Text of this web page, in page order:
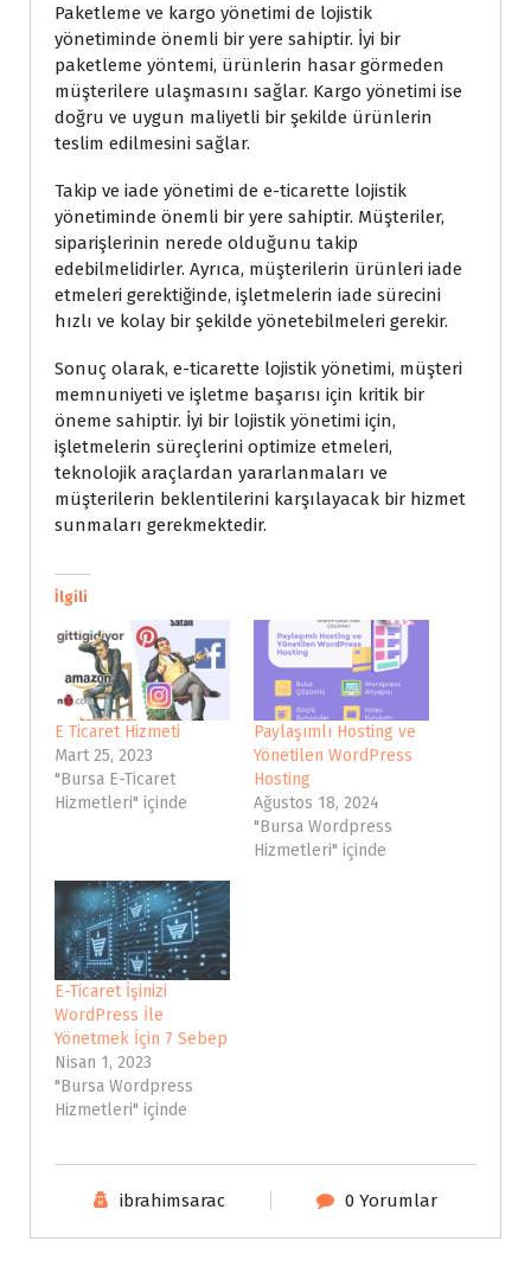
Paketleme ve kargo yönetimi de lojistik
yönetiminde önemli bir yere sahiptir. İyi bir
paketleme yöntemi, ürünlerin hasar görmeden
müşterilere ulaşmasını sağlar. Kargo yönetimi ise
doğru ve uygun maliyetli bir şekilde ürünlerin
teslim edilmesini sağlar.
Takip ve iade yönetimi de e-ticarette lojistik
yönetiminde önemli bir yere sahiptir. Müşteriler,
siparişlerinin nerede olduğunu takip
edebilmelidirler. Ayrıca, müşterilerin ürünleri iade
etmeleri gerektiğinde, işletmelerin iade sürecini
hızlı ve kolay bir şekilde yönetebilmeleri gerekir.
Sonuç olarak, e-ticarette lojistik yönetimi, müşteri
memnuniyeti ve işletme başarısı için kritik bir
öneme sahiptir. İyi bir lojistik yönetimi için,
işletmelerin süreçlerini optimize etmeleri,
teknolojik araçlardan yararlanmaları ve
müşterilerin beklentilerini karşılayacak bir hizmet
sunmaları gerekmektedir.
İlgili
E Ticaret Hizmeti
Mart 25, 2023
"Bursa E-Ticaret
Hizmetleri" içinde
Paylaşımlı Hosting ve
Yönetilen WordPress
Hosting
Ağustos 18, 2024
"Bursa Wordpress
Hizmetleri" içinde
E-Ticaret İşinizi
WordPress İle
Yönetmek İçin 7 Sebep
Nisan 1, 2023
"Bursa Wordpress
Hizmetleri" içinde
ibrahimsarac 0 Yorumlar